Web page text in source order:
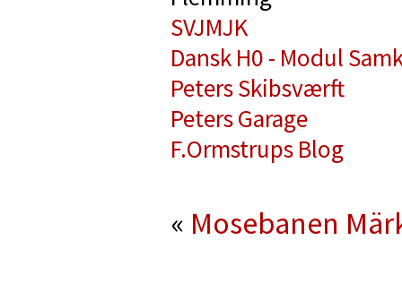
SVJMJK
Dansk H0 - Modul
Peters Skibsværft
Peters Garage
F.Ormstrups Blog
« Mosebanen